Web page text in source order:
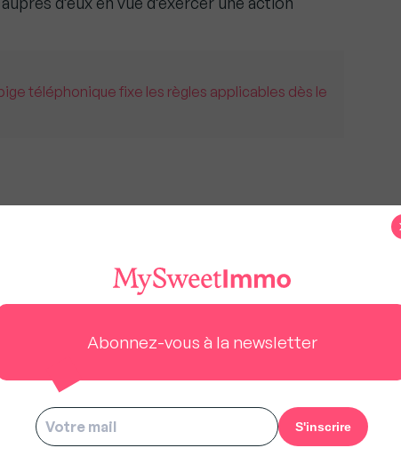
téléphonique fixe les règles applicables dès le
à rester gratuit pour tous.
Abonnez-vous à la newsletter